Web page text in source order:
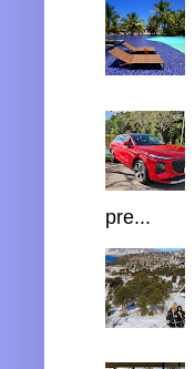
pre...